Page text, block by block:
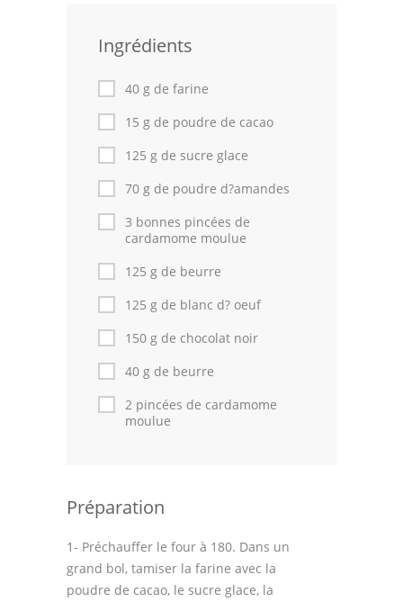
Cuisines Orientales
Recettes marocaine
Cuisine Algérienne
Cuisine Tunisienne
Cuisine Juive
Cuisine Libanaise
Articles
Actualités
Astuces de cuisine
Leçons de cuisine
Forum
Thèmes
Ingrédients
40 g de farine
15 g de poudre de cacao
125 g de sucre glace
70 g de poudre d?amandes
3 bonnes pincées de
cardamome moulue
125 g de beurre
125 g de blanc d? oeuf
150 g de chocolat noir
40 g de beurre
2 pincées de cardamome
moulue
Préparation
1- Préchauffer le four à 180. Dans un
grand bol, tamiser la farine avec la
poudre de cacao, le sucre glace, la